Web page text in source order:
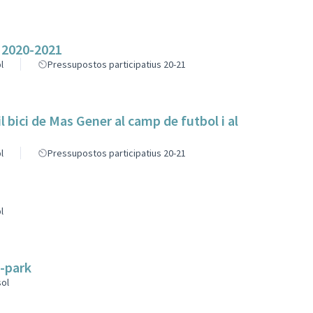
2021
Pressupostos participatius 20-21
de Mas Gener al camp de futbol i al
Pressupostos participatius 20-21
park